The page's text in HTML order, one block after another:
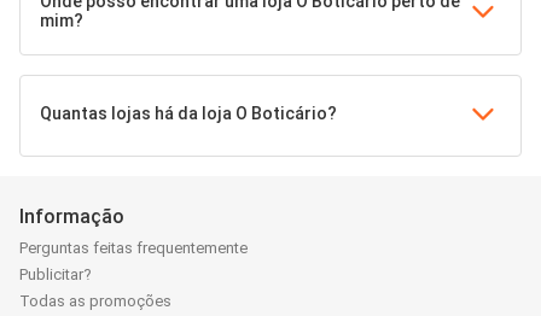
mim?
Quantas lojas há da loja O Boticário?
Informação
Perguntas feitas frequentemente
Publicitar?
Todas as promoções